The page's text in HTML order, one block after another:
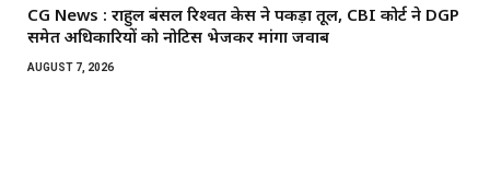
CG News : राहुल बंसल रिश्वत केस ने पकड़ा तूल, CBI कोर्ट ने DGP
समेत अधिकारियों को नोटिस भेजकर मांगा जवाब
AUGUST 7, 2026